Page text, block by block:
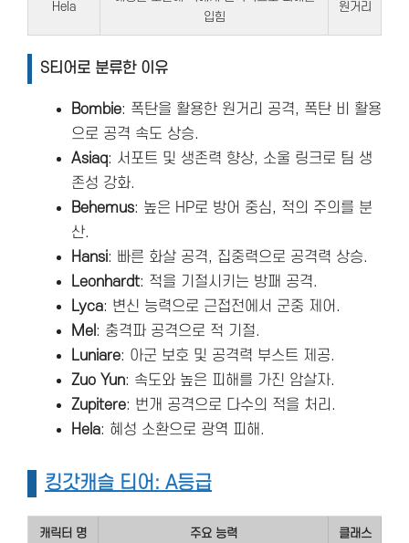
Hela
입힘
원거리
S티어로 분류한 이유
Bombie: 폭탄을 활용한 원거리 공격, 폭탄 비 활용
으로 공격 속도 상승.
Asiaq: 서포트 및 생존력 향상, 소울 링크로 팀 생
존성 강화.
Behemus: 높은 HP로 방어 중심, 적의 주의를 분
산.
Hansi: 빠른 화살 공격, 집중력으로 공격력 상승.
Leonhardt: 적을 기절시키는 방패 공격.
Lyca: 변신 능력으로 근접전에서 군중 제어.
Mel : 충격파 공격으로 적 기절.
Luniare: 아군 보호 및 공격력 부스트 제공.
Zuo Yun: 속도와 높은 피해를 가진 암살자.
Zupitere: 번개 공격으로 다수의 적을 처리.
Hela: 혜성 소환으로 광역 피해.
킹갓캐슬 티어: A등급
캐릭터 명 주요 능력 클래스